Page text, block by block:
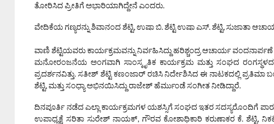
ತೋರಿಸಿದ ಪ್ರೀತಿಗೆ ಅಭಾರಿಯಾಗಿದ್ದೇನೆ ಎಂದರು.
ವೇದಿಕೆಯ ಗಣ್ಯರನ್ನು ಶಿವಾನಂದ ಶೆಟ್ಟಿ, ಉಷಾ ಬಿ. ಶೆಟ್ಟಿ ಉಷಾ ಎಸ್. ಶೆಟ್ಟಿ, ಸುಜಾತಾ
ವಾಣಿ ಶೆಟ್ಟಿಯವರು ಕಾರ್ಯಕ್ರಮವನ್ನು ನಿರ್ವಹಿಸಿದ್ದು ಹರಿಶ್ಚಂದ್ರ ಆಚಾರ್ಯ
ಮನೋರಂಜನೆಯ ಅಂಗವಾಗಿ ಸಾಂಸ್ಕೃತಿಕ ಕಾರ್ಯಕ್ರಮ ಮತ್ತು ಸಂಘದ
ಪ್ರದರ್ಶನವಿತ್ತು. ಸತೀಶ್ ಶೆಟ್ಟಿ ಕಣಂಜಾರ್ ರಚಿಸಿ ನಿರ್ದೇಶಿಸಿದ ಈ ನಾಟಕದಲ್ಲಿ ಪ್ರತಿಮಾ
ಶೆಟ್ಟಿ, ಮತ್ತು ಸಂಧ್ಯಾ ಅಭಿನಯಿಸಿದ್ದು ರಾಜೇಶ್ ಹೆರ್ಮುಂಡೆ ಸಂಗೀತ ನೀಡಿದ್ದಾರೆ.
ದಿನಪೂರ್ತಿ ನಡೆದ ಎಲ್ಲಾ ಕಾರ್ಯಕ್ರಮಗಳ ಯಶಸ್ಸಿಗೆ ಸಂಘದ ಇತರ ಸದಸ್ಯರೊಂದಿಗೆ
ಉಪಾಧ್ಯಕ್ಷೆ ಸರಿತಾ ಸುರೇಶ್ ನಾಯಕ್, ಗೌರವ ಕೋಶಾಧಿಕಾರಿ ಕರುಣಾಕರ ಕೆ. ಶೆಟ್ಟಿ,